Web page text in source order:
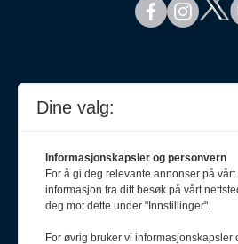
Dine valg:
Informasjonskapsler og personvern
For å gi deg relevante annonser på
informasjon fra ditt besøk på vårt
deg mot dette under "Innstillinger".
For øvrig bruker vi informasjonskapsler